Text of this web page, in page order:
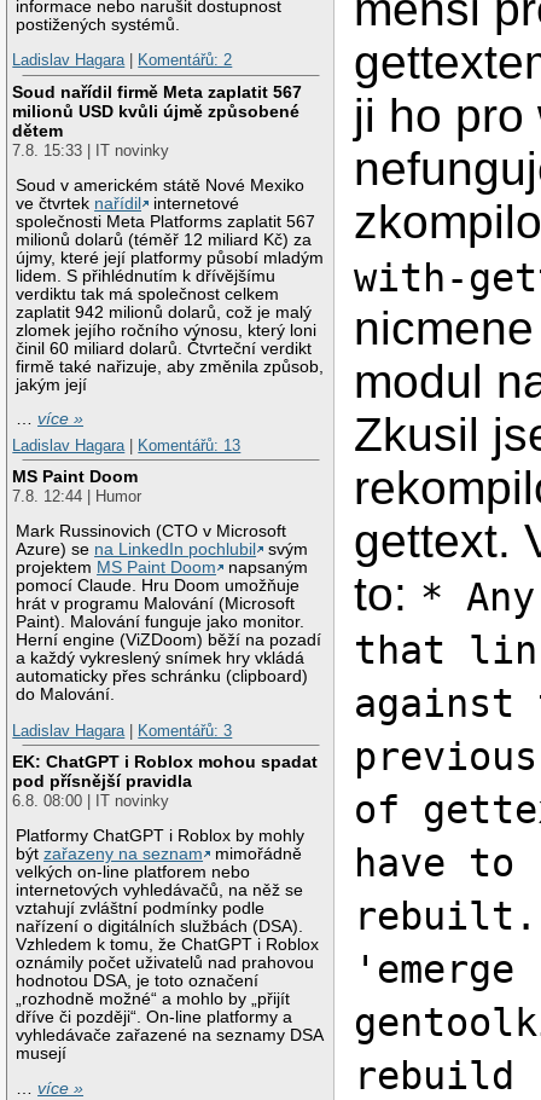
informace nebo narušit dostupnost
postižených systémů.
Ladislav Hagara| Komentářů: 2
Soud nařídil firmě Meta zaplatit 567
milionů USD kvůli újmě způsobené
dětem
7.8. 15:33 | IT novinky
Soud v americkém státě Nové Mexiko
ve čtvrtek nařídil
internetové
společnosti Meta Platforms zaplatit 567
milionů dolarů (téměř 12 miliard Kč) za
újmy, které její platformy působí mladým
lidem. S přihlédnutím k dřívějšímu
verdiktu tak má společnost celkem
zaplatit 942 milionů dolarů, což je malý
zlomek jejího ročního výnosu, který loni
činil 60 miliard dolarů. Čtvrteční verdikt
firmě také nařizuje, aby změnila způsob,
jakým její
…více »
Ladislav Hagara
Komentářů: 13
MS Paint Doom
7.8. 12:44 | Humor
Mark Russinovich (CTO v Microsoft
Azure) se na LinkedIn pochlubil
svým
projektem MS Paint Doom
napsaným
pomocí Claude. Hru Doom umožňuje
hrát v programu Malování (Microsoft
Paint). Malování funguje jako monitor.
Herní engine (ViZDoom) běží na pozadí
a každý vykreslený snímek hry vkládá
automaticky přes schránku (clipboard)
do Malování.
Ladislav Hagara
Komentářů: 3
EK: ChatGPT i Roblox mohou spadat
pod přísnější pravidla
6.8. 08:00 | IT novinky
Platformy ChatGPT i Roblox by mohly
býtzařazeny na seznam
mimořádně
velkých on-line platforem nebo
internetových vyhledávačů, na něž se
vztahují zvláštní podmínky podle
nařízení o digitálních službách (DSA).
Vzhledem k tomu, že ChatGPT i Roblox
oznámily počet uživatelů nad prahovou
hodnotou DSA, je toto označení
„rozhodně možné“ a mohlo by „přijít
dříve či později“. On-line platformy a
vyhledávače zařazené na seznamy DSA
musejí
…více »
ji ho pro
with-
modul
Zkusil
gettext.
to: *
that
against
of
have to
rebuilt.
'emerge